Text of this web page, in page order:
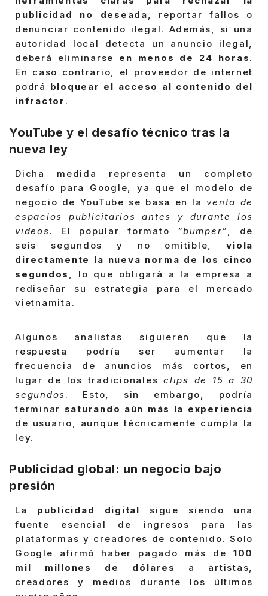
publicidad no deseada, reportar fallos o
denunciar contenido ilegal. Además, si una
autoridad local detecta un anuncio ilegal,
deberá eliminarse en menos de 24 horas.
En caso contrario, el proveedor de internet
podrá bloquear el acceso al contenido del
infractor .
YouTube y el desafío técnico tras la
nueva ley
Dicha medida representa un completo
desafío para Google, ya que el modelo de
negocio de YouTube se basa en la venta de
espacios publicitarios antes y durante los
videos. El popular formato “bumper”, de
seis segundos y no omitible,
viola
directamente la nueva norma de los cinco
segundos , lo que obligará a la empresa a
rediseñar su estrategia para el mercado
vietnamita.
Algunos analistas siguieren que la
respuesta podría ser aumentar la
frecuencia de anuncios más cortos, en
lugar de los tradicionalesclips de 15 a 30
segundos. Esto, sin embargo, podría
terminar saturando aún más la experiencia
de usuario, aunque técnicamente cumpla la
ley.
Publicidad global: un negocio bajo
presión
La publicidad digital sigue siendo una
fuente esencial de ingresos para las
plataformas y creadores de contenido. Solo
Google afirmó haber pagado más de 100
mil millones de dólares
a artistas,
creadores y medios durante los últimos